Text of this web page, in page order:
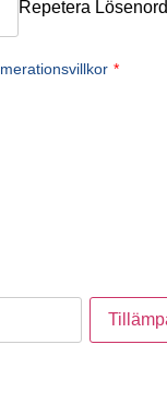
Repetera Lösenord
*